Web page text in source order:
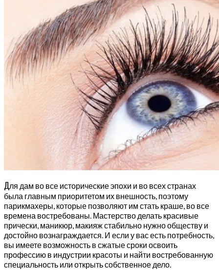
Для дам во все исторические эпохи и во всех странах
была главным приоритетом их внешность, поэтому
парикмахеры, которые позволяют им стать краше, во все
времена востребованы. Мастерство делать красивые
прически, маникюр, макияж стабильно нужно обществу и
достойно вознаграждается. И если у вас есть потребность,
вы имеете возможность в сжатые сроки освоить
профессию в индустрии красоты и найти востребованную
специальность или открыть собственное дело.